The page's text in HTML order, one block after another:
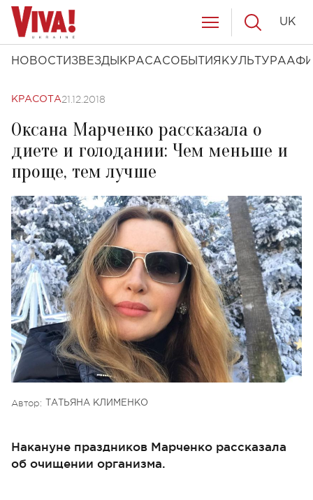
НОВОСТИ ЗВЕЗДЫ КРАСАСОБЫТИЯ КУЛЬТУРА
UK
КРАСОТА21.12.2018
Оксана Марченко рассказала о
диете и голодании: Чем меньше и
проще, тем лучше
Автор: ТАТЬЯНА КЛИМЕНКО
Накануне праздников Марченко рассказала
об очищении организма.